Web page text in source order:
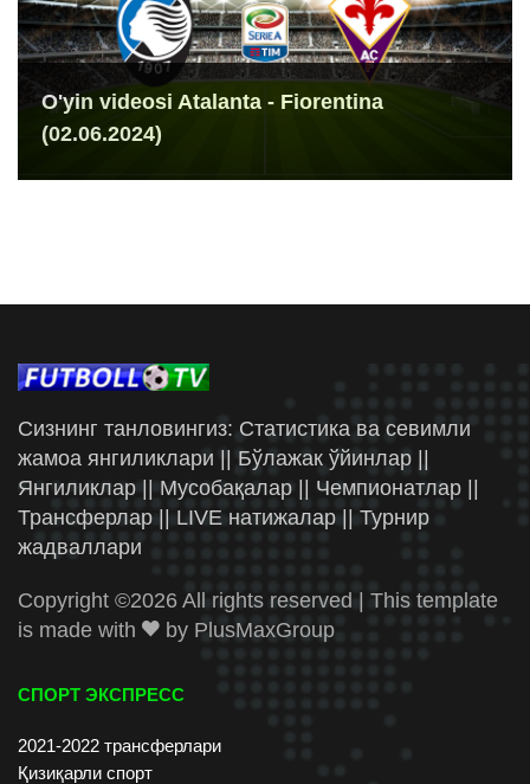
O'yin videosi Atalanta - Fiorentina
(02.06.2024)
Сизнинг танловингиз: Статистика ва севимли
жамоа янгиликлари || Бўлажак ўйинлар ||
Янгиликлар || Мусобақалар || Чемпионатлар ||
Трансферлар || LIVE натижалар || Турнир
жадваллари
Copyright ©2026 All rights reserved | This template
is made with
by PlusMaxGroup
СПОРТ ЭКСПРЕСС
2021-2022 трансферлари
Қизиқарли спорт